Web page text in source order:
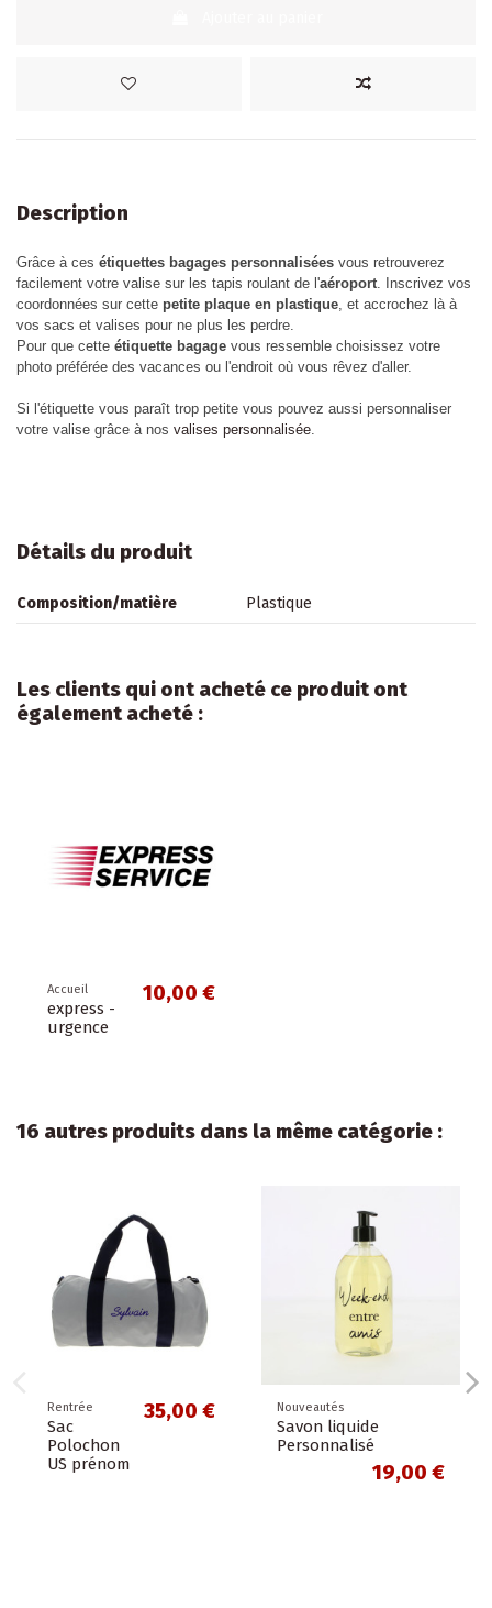
Description
Grâce à ces étiquettes bagages personnalisées vous retrouverez
facilement votre valise sur les tapis roulant de l'aéroport. Inscrivez vos
coordonnées sur cette petite plaque en plastique, et accrochez là à
vos sacs et valises pour ne plus les perdre.
Pour que cette étiquette bagage vous ressemble choisissez votre
photo préférée des vacances ou l'endroit où vous rêvez d'aller.
Si l'étiquette vous paraît trop petite vous pouvez aussi personnaliser
votre valise grâce à nos valises personnalisée.
Détails du produit
Composition/matière Plastique
Les clients qui ont acheté ce produit ont
également acheté :
Accueil
express -
urgence
10,00 €
16 autres produits dans la même catégorie :
Rentrée
Sac
Polochon
US prénom
35,00 € Nouveautés
Savon liquide
Personnalisé
19,00 €